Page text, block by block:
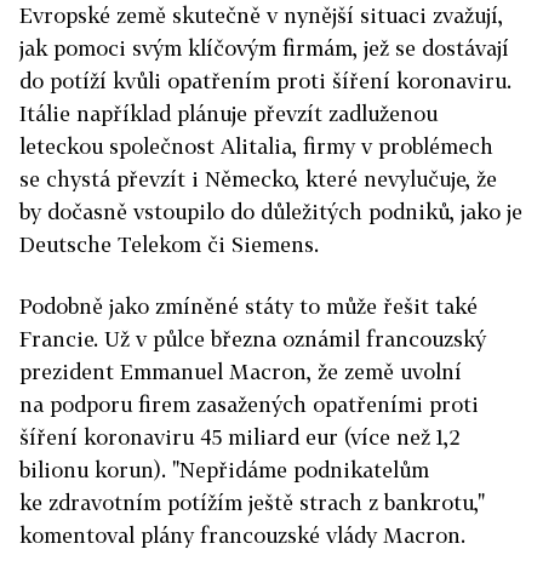
Evropské země skutečně v nynější situaci zvažují,
jak pomoci svým klíčovým firmám, jež se dostávají
do potíží kvůli opatřením proti šíření koronaviru.
Itálie například plánuje převzít zadluženou
leteckou společnost Alitalia, firmy v problémech
se chystá převzít i Německo, které nevylučuje, že
by dočasně vstoupilo do důležitých podniků, jako je
Deutsche Telekom či Siemens.
Podobně jako zmíněné státy to může řešit také
Francie. Už v půlce března oznámil francouzský
prezident Emmanuel Macron, že země uvolní
na podporu firem zasažených opatřeními proti
šíření koronaviru 45 miliard eur (více než 1,2
bilionu korun). "Nepřidáme podnikatelům
ke zdravotním potížím ještě strach z bankrotu,"
komentoval plány francouzské vlády Macron.